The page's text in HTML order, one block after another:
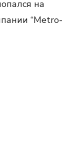
на
“Metro-